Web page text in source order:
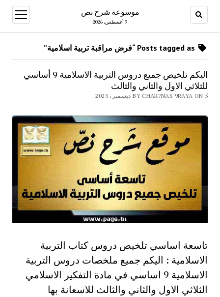
موسوعة شرح نص
9 أغسطس، 2026
open
menu
اليكم تلخيص جميع دروس التربية الاسلامية 9 أساسي
للثلاثي الاول والثاني والثالث
BY CHAR7NAS 9RAYA ON 5 ديسمبر، 2023
تاسعة اساسي تلخيص دروس كتاب التربية
الاسلامية : اليكم جميع ملخصات دروس التربية
الاسلامية 9 اساسي في مادة التفكير الاسلامي
الثلاثي الاول والثاني والثالث للاسعانة بها